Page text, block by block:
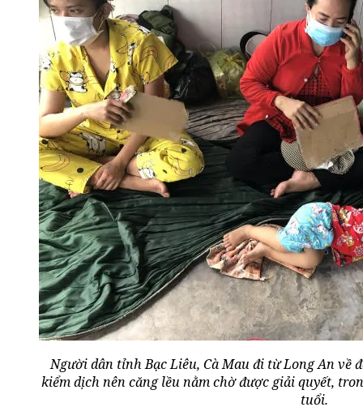
Người dân tỉnh Bạc Liêu, Cà Mau đi từ Long An về
kiểm dịch nên căng lều nằm chờ được giải quyết,
tuổi.